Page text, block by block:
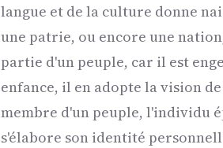
langue et de la culture donne
une patrie, ou encore une
partie d'un peuple, car il est
enfance, il en adopte la vision
membre d'un peuple, l'individu
s'élabore son identité